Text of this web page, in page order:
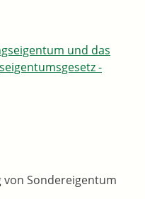
und das
-
von Sondereigentum